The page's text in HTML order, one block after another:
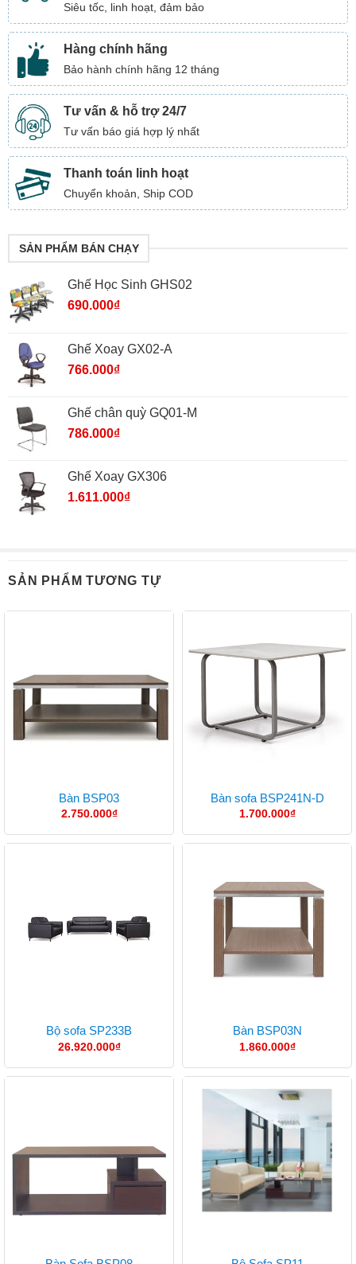
Siêu tốc, linh hoạt, đảm bảo
Hàng chính hãng
Bảo hành chính hãng 12 tháng
Tư vấn & hỗ trợ 24/7
Tư vấn báo giá hợp lý nhất
Thanh toán linh hoạt
Chuyển khoản, Ship COD
SẢN PHẨM BÁN CHẠY
Ghế Học Sinh GHS02
690.000₫
Ghế Xoay GX02-A
766.000₫
Ghế chân quỳ GQ01-M
786.000₫
Ghế Xoay GX306
1.611.000₫
SẢN PHẨM TƯƠNG TỰ
Bàn BSP03
2.750.000₫
Bàn sofa BSP241N-D
1.700.000₫
Bộ sofa SP233B
26.920.000₫
Bàn BSP03N
1.860.000₫